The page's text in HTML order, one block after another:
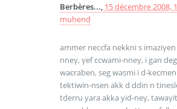
Berbères..., 15 décembre 2008,
muḥend
ammer neccfa nekkni s
nneγ, γef ccwami-nneγ, i gan
waεraben, seg wasmi i d-
tektiwin-nsen akk d ddin n
tḍerru yara akka yid-neγ,